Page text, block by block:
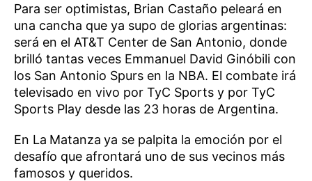
Para ser optimistas, Brian Castaño peleará en
una cancha que ya supo de glorias argentinas:
será en el AT&T Center de San Antonio, donde
brilló tantas veces Emmanuel David Ginóbili con
los San Antonio Spurs en la NBA. El combate irá
televisado en vivo por TyC Sports y por TyC
Sports Play desde las 23 horas de Argentina.
En La Matanza ya se palpita la emoción por el
desafío que afrontará uno de sus vecinos más
famosos y queridos.